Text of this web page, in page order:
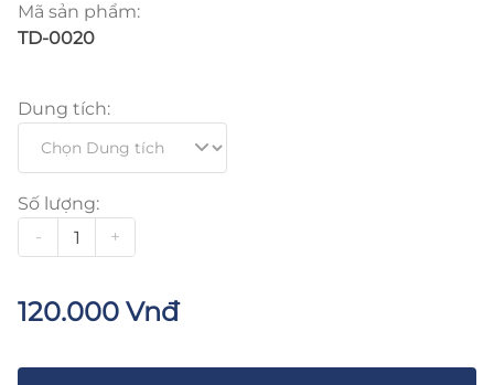
Mã sản phẩm:
TD-0020
Dung tích:
Số lượng:
-
+
120.000 Vnđ